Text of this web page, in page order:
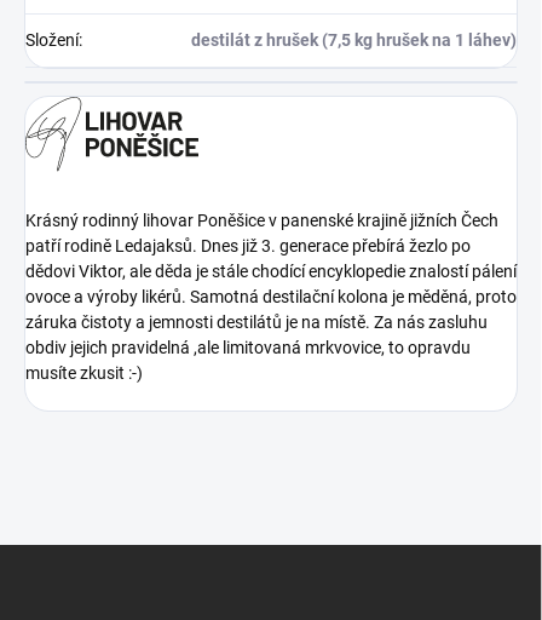
Složení: destilát z hrušek (7,5 kg hrušek na 1 láhev)
Krásný rodinný lihovar Poněšice v panenské krajině jižních Čech
patří rodině Ledajaksů. Dnes již 3. generace přebírá žezlo po
dědovi Viktor, ale děda je stále chodící encyklopedie znalostí pálení
ovoce a výroby likérů. Samotná destilační kolona je měděná, proto
záruka čistoty a jemnosti destilátů je na místě. Za nás zasluhu
obdiv jejich pravidelná ,ale limitovaná mrkvovice, to opravdu
musíte zkusit :-)